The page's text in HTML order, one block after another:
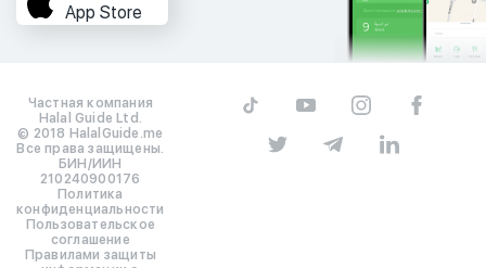
App Store
Частная компания
Halal Guide Ltd.
© 2018 HalalGuide.me
Все права защищены.
БИН/ИИН
210240900176
Политика
конфиденциальности
Пользовательское
соглашение
Правилами защиты